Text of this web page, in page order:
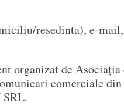
resedinta), e-mail,
organizat de Asociația
comerciale